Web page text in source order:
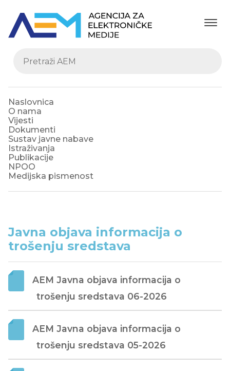
Naslovnica
O nama
Vijesti
Dokumenti
Sustav javne nabave
Istraživanja
Publikacije
NPOO
Medijska pismenost
Javna objava informacija o
trošenju sredstava
AEM Javna objava informacija o
trošenju sredstava 06-2026
AEM Javna objava informacija o
trošenju sredstava 05-2026